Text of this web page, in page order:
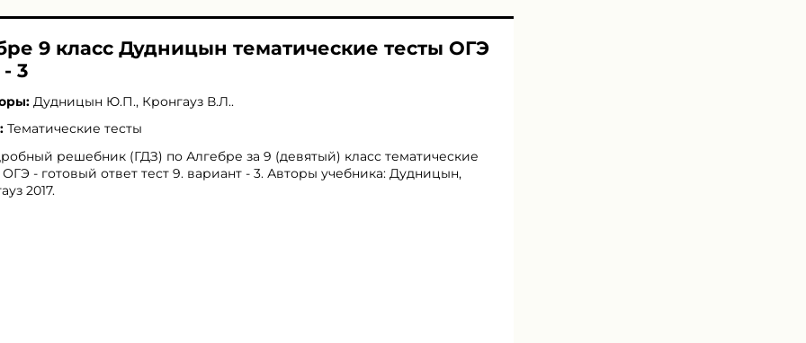
9 класс Дудницын тематические тесты ОГЭ
3
Дудницын Ю.П., Кронгауз В.Л..
Тематические тесты
решебник (ГДЗ) по Алгебре за 9 (девятый) класс тематические
ОГЭ - готовый ответ тест 9. вариант - 3. Авторы учебника: Дудницын,
2017.